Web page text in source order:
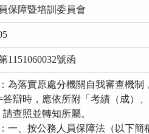
保障暨培訓委員會
1151060032號函
落實原處分機關自我審查機制
時，應依所附「考績（成）、
照並轉知所屬。
、按公務人員保障法（以下簡